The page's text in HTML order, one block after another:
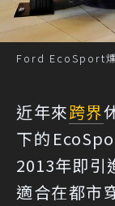
Ford EcoSport
近年來跨界
下的
2013年即引
適合在都市